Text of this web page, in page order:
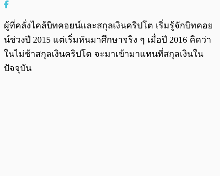
ผู้ที่คลั่งไคล้บิทคอยน์และสกุลเงินคริปโต เริ่มรู้จักบิทคอย
น์ช่วงปี 2015 แต่เริ่มหันมาศึกษาจริง ๆ เมื่อปี 2016 คิดว่า
ในไม่ช้าสกุลเงินคริปโต จะมาเข้ามาแทนที่สกุลเงินใน
ปัจจุบัน